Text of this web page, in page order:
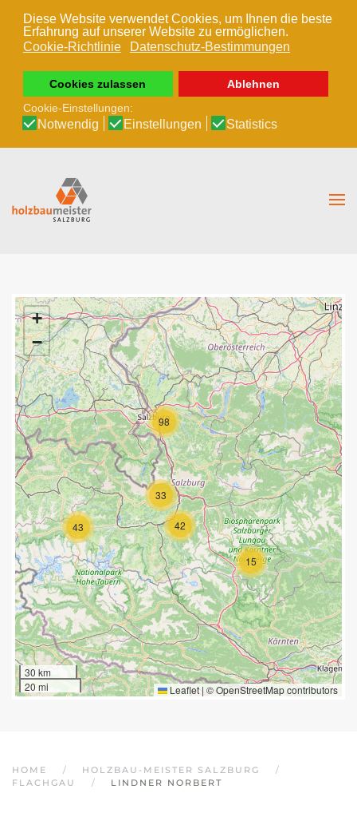
Diese Website verwendet Cookies, um Ihnen die beste
Erfahrung auf unserer Website zu ermöglichen.
Cookie-Richtlinie
Datenschutz-Bestimmungen
Cookies zulassen
Ablehnen
Cookie-Einstellungen:
Notwendig Einstellungen Statistics
Skip to main content
15
33
42
43
98
+
−
30 km
20 mi
Leaflet | ©OpenStreetMapcontributors
HOME
HOLZBAU-MEISTER SALZBURG
FLACHGAU
LINDNER NORBERT